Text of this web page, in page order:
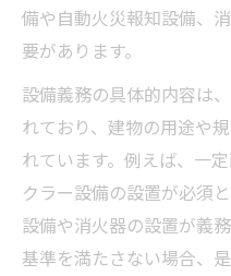
備や自動火災報知設備、
要があります。
設備義務の具体的内容は
れており、建物の用途や
れています。例えば、一
クラー設備の設置が必須
設備や消火器の設置が義
基準を満たさない場合、